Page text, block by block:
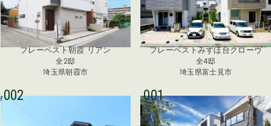
フレーベスト朝霞 リアン
全2邸
埼玉県朝霞市
フレーベストみずほ台クローヴ
全4邸
埼玉県富士見市
002 001